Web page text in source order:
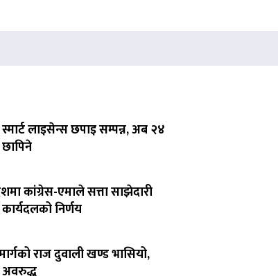
लाइसेन्स छपाइ सम्पन्न, अब २४
छापिने
कांग्रेस-एमाले सत्ता साझेदारी
निर्णय
राज दुवाली खण्ड भासियो,